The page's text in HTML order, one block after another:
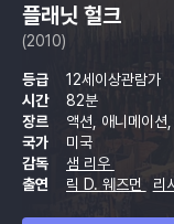
플래닛 헐크
(2010)
등급
12세이상관람가
시간
82분
장르
액션, 애니메이션
국가
미국
감독
샘 리우
출연
릭 D. 웨즈먼 리